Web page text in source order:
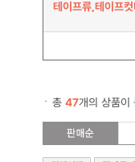
테이프류,테이프
총 47개의 상품이